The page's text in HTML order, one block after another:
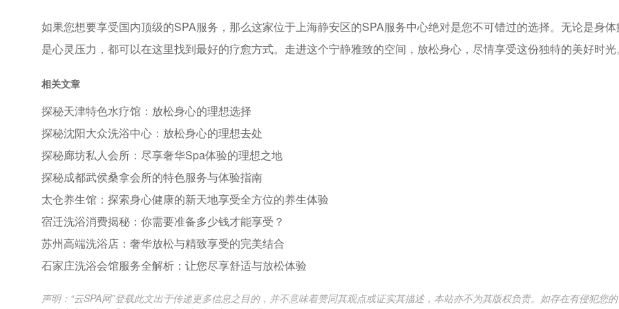
如果您想要享受国内顶级的SPA服务，那么这家位于上海静安区的SPA服务中心绝对是您不可错过的选择。无论是身
是心灵压力，都可以在这里找到最好的疗愈方式。走进这个宁静雅致的空间，放松身心，尽情享受这份独特的美好时光。
相关文章
探秘天津特色水疗馆：放松身心的理想选择
探秘沈阳大众洗浴中心：放松身心的理想去处
探秘廊坊私人会所：尽享奢华Spa体验的理想之地
探秘成都武侯桑拿会所的特色服务与体验指南
太仓养生馆：探索身心健康的新天地享受全方位的养生体验
宿迁洗浴消费揭秘：你需要准备多少钱才能享受？
苏州高端洗浴店：奢华放松与精致享受的完美结合
石家庄洗浴会馆服务全解析：让您尽享舒适与放松体验
声明：“云SPA网”登载此文出于传递更多信息之目的，并不意味着赞同其观点或证实其描述，本站亦不为其版权负责。如存在有侵犯您